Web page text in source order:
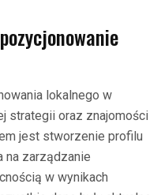
lokalnego w
strategii oraz znajomości
jest stworzenie profilu
na zarządzanie
w wynikach